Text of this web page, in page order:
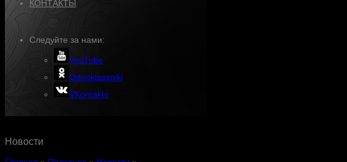
КОНТАКТЫ
Следуйте за нами:
YouTube
Odnoklassniki
VKontakte
Новости